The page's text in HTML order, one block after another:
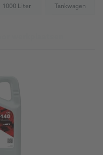
1000 Liter(Not available)Tankwagen
(Not